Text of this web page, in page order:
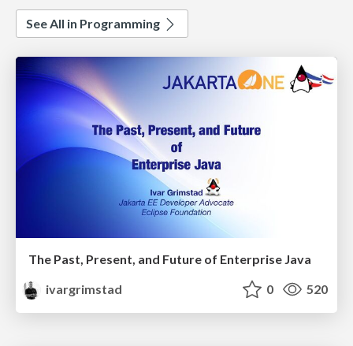
See All in Programming
The Past, Present, and Future of Enterprise Java
ivargrimstad
0 520